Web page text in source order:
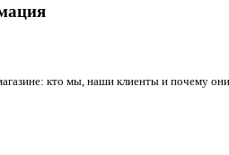
кто мы, наши клиенты и почему